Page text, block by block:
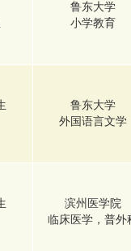
鲁东大学
小学教育
鲁东大学
外国语言文学
滨州医学院
临床医学，普外